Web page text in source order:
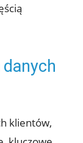
klientów,